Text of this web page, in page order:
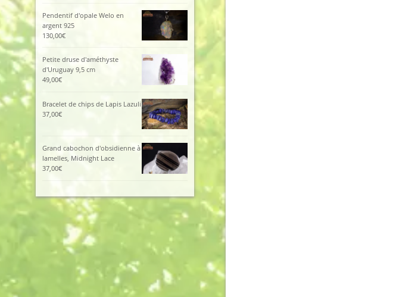
Pendentif d'opale Welo en
argent 925
130,00€
Petite druse d'améthyste
d'Uruguay 9,5 cm
49,00€
Bracelet de chips de Lapis Lazuli
37,00€
Grand cabochon d'obsidienne à
lamelles, Midnight Lace
37,00€